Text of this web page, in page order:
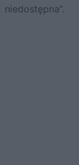
niedostępna”.